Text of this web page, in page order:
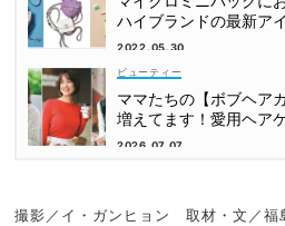
ハイブランドの最新ア
2022.05.30
ビューティー
ママたちの【ボブヘア
増えてます！愛用ヘア
2026.07.07
撮影／イ・ガンヒョン 取材・文／福